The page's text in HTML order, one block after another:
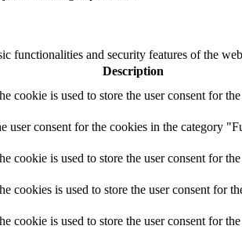
functionalities and security features of the
Description
cookie is used to store the user consent for
user consent for the cookies in the category
is used to store the user consent for
is used to store the user consent for
cookie is used to store the user consent for